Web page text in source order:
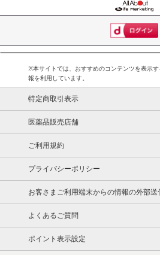
V-lapはタテ型繊維なので、軽量で弾力
この性能を評価され、新幹線N700系の
ます。
V-lapを中綿に使用した、薄くて軽く、
タったマットレスの上に敷くだけで、
マットレスはヘタっても、高価で粗大ご
苦労するので、諦めている方も多いで
く、寝心地が蘇ります！
また薄くて軽いのに底付き感がなく、
もしやすいと高評価！
狭い収納スペースにも保管しやすく、干
・原産国（最終加工地）：日本
※本サイトでは、おすすめのコンテンツを表示
報を利用しています。
特定商取引表示
医薬品販売店舗
ご利用規約
プライバシーポリシー
お客さまご利用端末からの情報の外部送
よくあるご質問
ポイント表示設定